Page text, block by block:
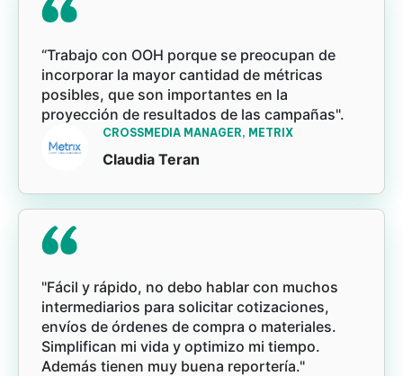
“Trabajo con OOH porque se preocupan de
incorporar la mayor cantidad de métricas
posibles, que son importantes en la
proyección de resultados de las campañas".
CROSSMEDIA MANAGER, METRIX
Claudia Teran
"Fácil y rápido, no debo hablar con muchos
intermediarios para solicitar cotizaciones,
envíos de órdenes de compra o materiales.
Simplifican mi vida y optimizo mi tiempo.
Además tienen muy buena reportería."